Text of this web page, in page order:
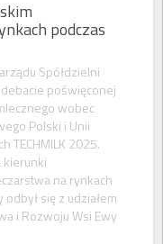
podczas
Spółdzielni
poświęconej
wobec
Polski i Unii
TECHMILK 2025.
kierunki
na rynkach
się z udziałem
i Rozwoju Wsi Ewy